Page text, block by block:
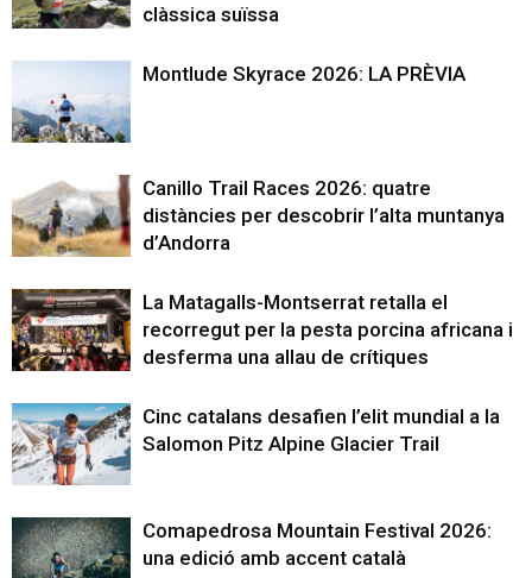
clàssica suïssa
Montlude Skyrace 2026: LA PRÈVIA
Canillo Trail Races 2026: quatre
distàncies per descobrir l’alta muntanya
d’Andorra
La Matagalls-Montserrat retalla el
recorregut per la pesta porcina africana i
desferma una allau de crítiques
Cinc catalans desafien l’elit mundial a la
Salomon Pitz Alpine Glacier Trail
Comapedrosa Mountain Festival 2026:
una edició amb accent català